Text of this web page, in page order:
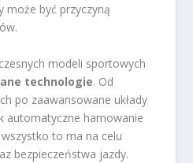
może być przyczyną
modeli sportowych
technologie. Od
po zaawansowane układy
automatyczne hamowanie
to ma na celu
bezpieczeństwa jazdy.